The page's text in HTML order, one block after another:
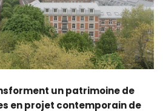
un patrimoine de
en projet contemporain de